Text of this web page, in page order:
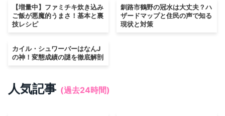
【増量中】ファミチキ炊き込み
ご飯が悪魔的うまさ！基本と裏
技レシピ
釧路市鶴野の冠水は大丈夫？ハ
ザードマップと住民の声で知る
現状と対策
カイル・シュワーバーはなんJ
の神！変態成績の謎を徹底解剖
人気記事 (過去24時間)